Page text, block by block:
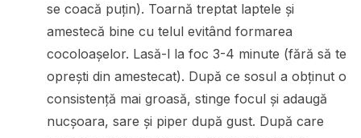
se coacă puțin). Toarnă treptat laptele și
amestecă bine cu telul evitând formarea
cocoloașelor. Lasă-l la foc 3-4 minute (fără să te
oprești din amestecat). După ce sosul a obținut o
consistență mai groasă, stinge focul și adaugă
nucșoara, sare și piper după gust. După care